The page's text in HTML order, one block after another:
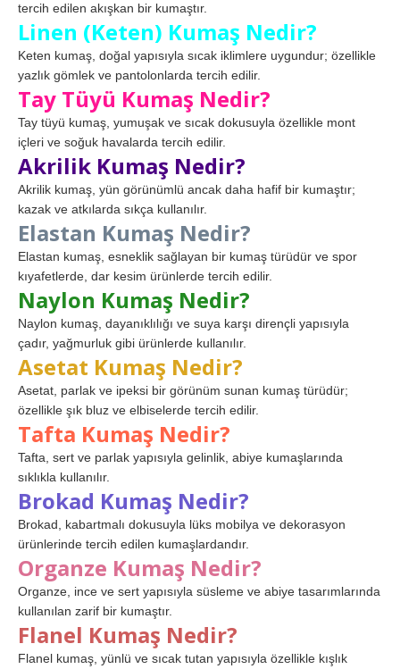
tercih edilen akışkan bir kumaştır.
Linen (Keten) Kumaş Nedir?
Keten kumaş, doğal yapısıyla sıcak iklimlere uygundur; özellikle
yazlık gömlek ve pantolonlarda tercih edilir.
Tay Tüyü Kumaş Nedir?
Tay tüyü kumaş, yumuşak ve sıcak dokusuyla özellikle mont
içleri ve soğuk havalarda tercih edilir.
Akrilik Kumaş Nedir?
Akrilik kumaş, yün görünümlü ancak daha hafif bir kumaştır;
kazak ve atkılarda sıkça kullanılır.
Elastan Kumaş Nedir?
Elastan kumaş, esneklik sağlayan bir kumaş türüdür ve spor
kıyafetlerde, dar kesim ürünlerde tercih edilir.
Naylon Kumaş Nedir?
Naylon kumaş, dayanıklılığı ve suya karşı dirençli yapısıyla
çadır, yağmurluk gibi ürünlerde kullanılır.
Asetat Kumaş Nedir?
Asetat, parlak ve ipeksi bir görünüm sunan kumaş türüdür;
özellikle şık bluz ve elbiselerde tercih edilir.
Tafta Kumaş Nedir?
Tafta, sert ve parlak yapısıyla gelinlik, abiye kumaşlarında
sıklıkla kullanılır.
Brokad Kumaş Nedir?
Brokad, kabartmalı dokusuyla lüks mobilya ve dekorasyon
ürünlerinde tercih edilen kumaşlardandır.
Organze Kumaş Nedir?
Organze, ince ve sert yapısıyla süsleme ve abiye tasarımlarında
kullanılan zarif bir kumaştır.
Flanel Kumaş Nedir?
Flanel kumaş, yünlü ve sıcak tutan yapısıyla özellikle kışlık